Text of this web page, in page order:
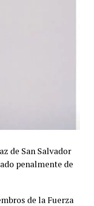
de San Salvador
penalmente de
de la Fuerza